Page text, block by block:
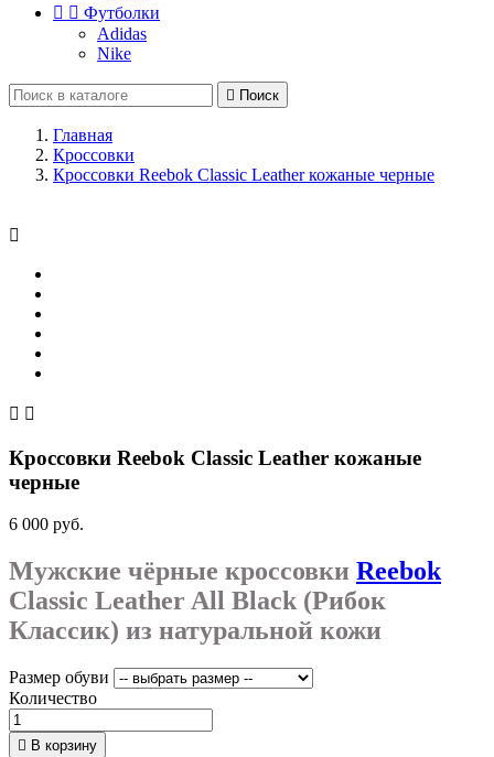
  Футболки
Adidas
Nike
 Поиск
Главная
Кроссовки
Кроссовки Reebok Classic Leather кожаные черные

 
Кроссовки Reebok Classic Leather кожаные
черные
6 000 руб.
Мужские чёрные кроссовки Reebok
Classic Leather All Black (Рибок
Классик) из натуральной кожи
Размер обуви
Количество
 В корзину